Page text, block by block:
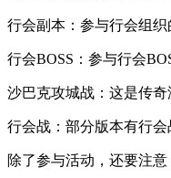
行会副本：参与行会组织
行会BOSS：参与行会
沙巴克攻城战：这是传
行会战：部分版本有行
除了参与活动，还要注意